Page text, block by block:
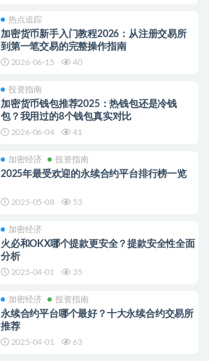
热点追踪
加密货币新手入门教程2026：从注册交易所
到第一笔交易的完整操作指南
2026-06-15 40
投资指南
加密货币钱包推荐2025：热钱包还是冷钱
包？我用过的8个钱包真实对比
2026-06-04 41
加密经济 投资指南
2025年最受欢迎的永续合约平台排行榜一览
2025-05-08 53
加密经济
火必和OKX哪个提款更安全？提款安全性全面
分析
2025-04-01 35
加密经济 投资指南
永续合约平台哪个最好？十大永续合约交易所
推荐
2025-04-01 63